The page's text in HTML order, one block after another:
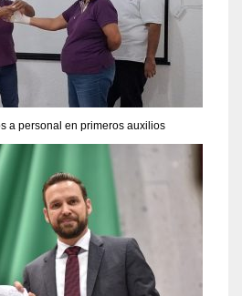
a personal en primeros auxilios